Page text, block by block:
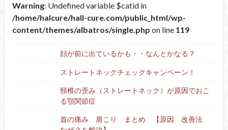
Warning: Undefined variable $catid in
/home/halcure/hall-cure.com/public_html/wp-
content/themes/albatros/single.php on line 119
顔が前に出ているかも・・なんとかなる？
ストレートネックチェックキャンペーン！
頸椎の歪み（ストレートネック）が原因でおこ
る顎関節症
首の痛み 肩こり まとめ 【原因 改善法